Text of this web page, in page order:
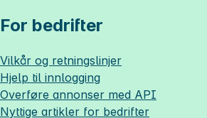
For bedrifter
Vilkår og retningslinjer
Hjelp til innlogging
Overføre annonser med API
Nyttige artikler for bedrifter